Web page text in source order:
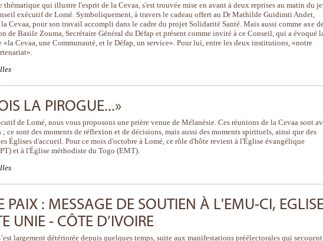
qui illustre l'esprit de la Cevaa, s'est trouvée mise en avant à deux reprises au matin du
exécutif de Lomé. Symboliquement, à travers le cadeau offert au Dr Mathilde Guidimti Andet,
Cevaa, pour son travail accompli dans le cadre du projet Solidarité Santé. Mais aussi comme axe
de Basile Zouma, Secrétaire Général du Défap et présent comme invité à ce Conseil, qui a évoqué
Cevaa, une Communauté, et le Défap, un service». Pour lui, entre les deux institutions, «notre
LA PIROGUE...»
de Lomé, nous vous proposons une prière venue de Mélanésie. Ces réunions de la Cevaa sont
ce sont des moments de réflexion et de décisions, mais aussi des moments spirituels, ainsi que des
Églises d'accueil. Pour ce mois d'octobre à Lomé, ce rôle d'hôte revient à l'Église évangélique
et à l'Église méthodiste du Togo (EMT).
PAIX : MESSAGE DE SOUTIEN À L'EMU-CI,
UNIE - CÔTE D’IVOIRE
largement détériorée depuis quelques temps, suite aux manifestations préélectorales qui